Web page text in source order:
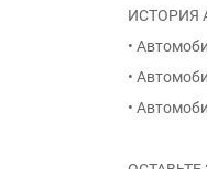
ИСТОРИЯ
•
•
•